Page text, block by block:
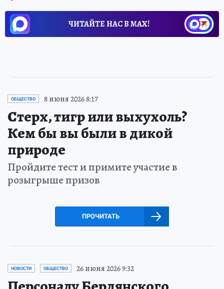
ЧИТАЙТЕ НАС В МАХ!
ОБЩЕСТВО 8 июня 2026 8:17
Стерх, тигр или выхухоль?
Кем бы вы были в дикой
природе
Пройдите тест и примите участие в
розыгрыше призов
ПРОЧИТАТЬ
НОВОСТИ ОБЩЕСТВО 26 июня 2026 9:32